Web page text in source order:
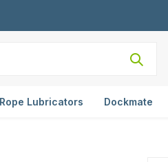
Lubricators Dockmate